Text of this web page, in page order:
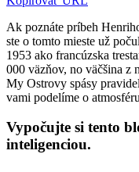
Ak poznáte príbeh
ste o tomto mieste už
1953 ako francúzska
000 väzňov, no väčšina z
My Ostrovy spásy
vami podelíme o
Vypočujte si tento
inteligenciou.